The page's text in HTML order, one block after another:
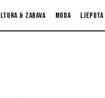
& zabava Moda Ljepota